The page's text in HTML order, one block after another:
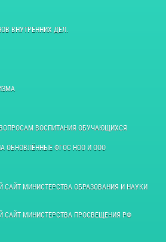
ВНУТРЕННИХ ДЕЛ.
ВОСПИТАНИЯ ОБУЧАЮЩИХСЯ
ОБНОВЛЁННЫЕ ФГОС НОО И ООО
МИНИСТЕРСТВА ОБРАЗОВАНИЯ И НАУКИ
МИНИСТЕРСТВА ПРОСВЕЩЕНИЯ РФ